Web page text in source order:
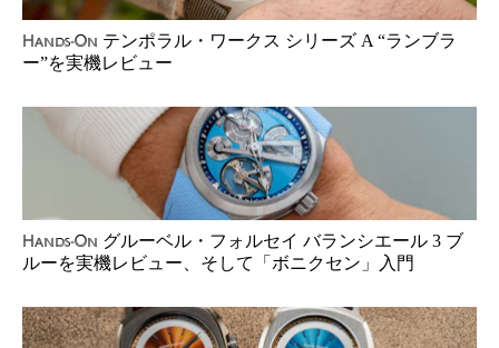
Hands-On テンポラル・ワークス シリーズ A “ランブラ
ー”を実機レビュー
Hands-On グルーベル・フォルセイ バランシエール 3 ブ
ルーを実機レビュー、そして「ボニクセン」入門